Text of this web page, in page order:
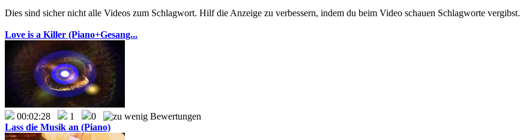
Dies sind sicher nicht alle Videos zum Schlagwort. Hilf die Anzeige zu verbessern, indem du beim Video schauen Schlagworte vergibst.
Love is a Killer (Piano+Gesang...
00:02:28 1
0
Lass die Musik an (Piano)